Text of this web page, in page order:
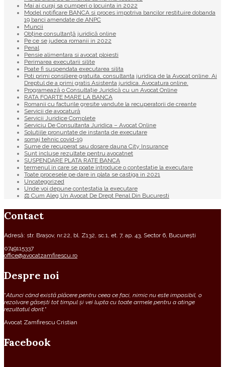
Mai ai curaj sa cumperi o locuinta in 2022
Model notificare BANCA si proces impotriva bancilor restituire dobanda
19 banci amendate de ANPC
Muncii
Obține consultanță juridică online
Pe ce se judeca romanii in 2022
Penal
Pensie alimentara si avocat ploiesti
Perimarea executarii silite
Poate fi suspendata executarea silita
Poti primi consiliere gratuita, consultanta juridica de la Avocat online. Ai
Dreptul de a primi gratis Asistenta juridica. Avocatura online.
Programează o Consultație Juridică cu un Avocat Online
RATA FOARTE MARE LA BANCA
Romanii cu facturile gresite vandute la recuperatorii de creante
Servicii de avocatură
Servicii Juridice Complete
Serviciu De Consultanta Juridica – Avocat Online
Solutiile pronuntate de instanta de executare
somaj tehnic covid-19
Sume de recuperat sau dosare dauna City Insurance
Sunt incluse rezultate pentru avocatnet
SUSPENDARE PLATA RATE BANCA
termenul in care se poate introduce o contestatie la executare
Toate procesele pe dare in plata se castiga in 2021
Uncategorized
Unde voi depune contestatia la executare
⚖ Cum Aleg Un Avocat De Drept Penal Din Bucuresti
Contact
Adresă: str. Brașov, nr.22, bl. Z132, sc.1, et. 7, ap. 43, Sector 6, București
0749115337
office@avocatzamfirescu.ro
Despre noi
“Atunci când există plăcere pentru ceea ce faci, nimic nu este imposibil, o
rezolvare găsești tot timpul și vei lupta cu toate armele pentru a atinge
rezultatul dorit.“
Avocat Zamfirescu Cristian
Facebook